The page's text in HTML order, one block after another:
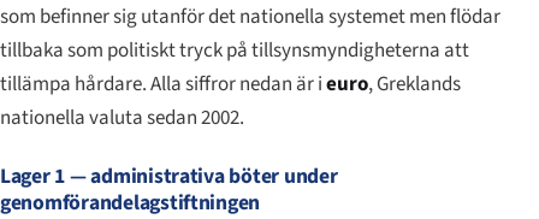
som befinner sig utanför det nationella systemet men flödar
tillbaka som politiskt tryck på tillsynsmyndigheterna att
tillämpa hårdare. Alla siffror nedan är ieuro, Greklands
nationella valuta sedan 2002.
Lager 1 — administrativa böter under
genomförandelagstiftningen